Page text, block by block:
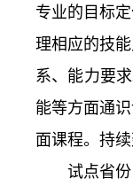
专业的目标
理相应的技
系、能力要
能等方面通
面课程。持
试点省份要